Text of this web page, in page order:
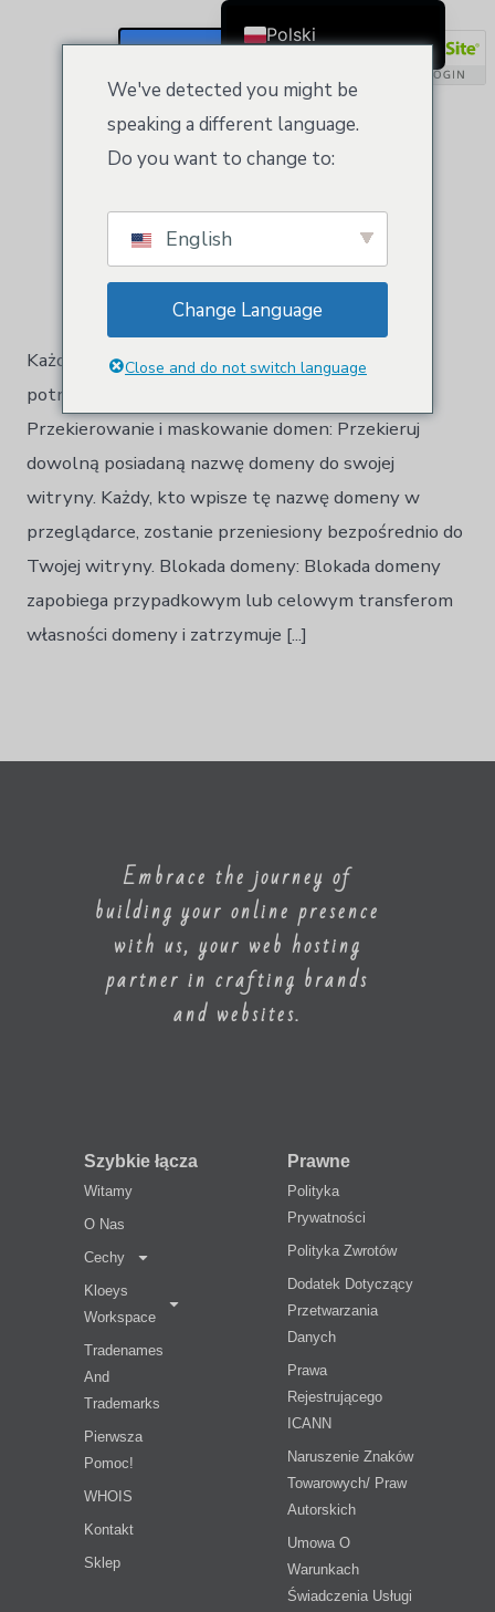
domeny
Rejestracja domeny
Autor:
10 października 2024 r.
Każda nazwa domeny zawiera wszystko, czego
potrzebujesz, aby uzyskać dostęp do Internetu.
Przekierowanie i maskowanie domen: Przekieruj
dowolną posiadaną nazwę domeny do swojej
witryny. Każdy, kto wpisze tę nazwę domeny w
przeglądarce, zostanie przeniesiony bezpośrednio do
Twojej witryny. Blokada domeny: Blokada domeny
zapobiega przypadkowym lub celowym transferom
własności domeny i zatrzymuje [...]
Embrace the journey of
building your online presence
with us, your web hosting
partner in crafting brands
and websites.
Szybkie łącza
Witamy
O Nas
Cechy
Kloeys
Workspace
Tradenames
And
Trademarks
Pierwsza
Pomoc!
WHOIS
Kontakt
Sklep
Prawne
Polityka
Prywatności
Polityka Zwrotów
Dodatek Dotyczący
Przetwarzania
Danych
Prawa
Rejestrującego
ICANN
Naruszenie Znaków
Towarowych/ Praw
Autorskich
Umowa O
Warunkach
Świadczenia Usługi
We've detected you might be
speaking a different language.
Do you want to change to:
English
Change Language
Close and do not switch language
Polski
Ελληνικά
Suomi
Bahasa Indonesia
日本語
Nederlands
한국어
Norsk bokmål
Português
Українська
العربية
简体中文
हिन्दी